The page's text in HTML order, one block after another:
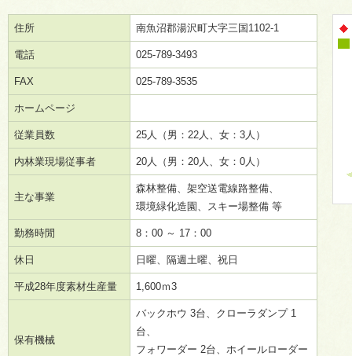
住所 南魚沼郡湯沢町大字三国1102-1
電話 025-789-3493
FAX 025-789-3535
ホームページ
従業員数 25人（男：22人、女：3人）
内林業現場従事者 20人（男：20人、女：0人）
主な事業
森林整備、架空送電線路整備、
環境緑化造園、スキー場整備 等
勤務時閒 8：00 ～ 17：00
休日 日曜、隔週土曜、祝日
平成28年度素材生産量 1,600ｍ3
保有機械
バックホウ 3台、クローラダンプ 1
台、
フォワーダー 2台、ホイールローダー